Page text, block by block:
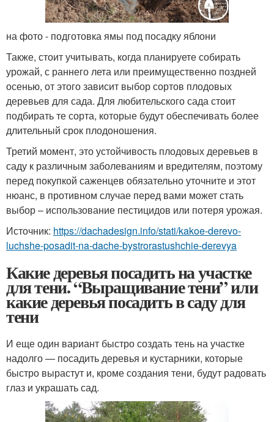
на фото - подготовка ямы под посадку яблони
Также, стоит учитывать, когда планируете собирать
урожай, с раннего лета или преимущественно поздней
осенью, от этого зависит выбор сортов плодовых
деревьев для сада. Для любительского сада стоит
подбирать те сорта, которые будут обеспечивать более
длительный срок плодоношения.
Третий момент, это устойчивость плодовых деревьев в
саду к различным заболеваниям и вредителям, поэтому
перед покупкой саженцев обязательно уточните и этот
нюанс, в противном случае перед вами может стать
выбор – использование пестицидов или потеря урожая.
Источник: https://dachadesign.info/stati/kakoe-derevo-
luchshe-posadit-na-dache-bystrorastushchie-derevya
Какие деревья посадить на участке
для тени. “Выращивание тени” или
какие деревья посадить в саду для
тени
И еще один вариант быстро создать тень на участке
надолго — посадить деревья и кустарники, которые
быстро вырастут и, кроме создания тени, будут радовать
глаз и украшать сад.